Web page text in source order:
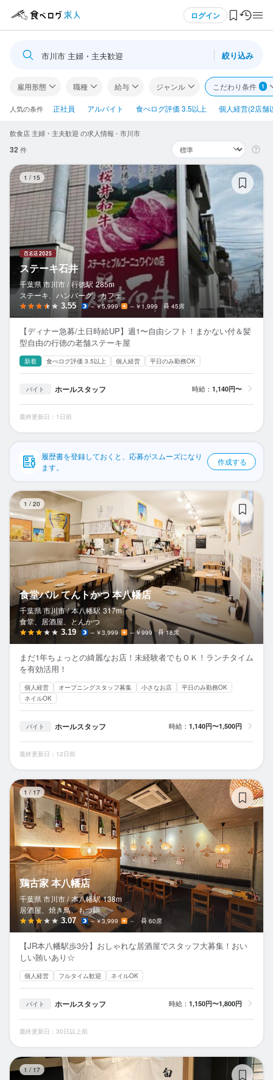
ログイン
ログイン・無料会員登録
食べログ求人TOP
求人検索
閲覧履歴
気になる求人
検索履歴・保存した条件
応募履歴
WEB履歴書
スカウト・メルマガ受信設定
ヘルプ・お問い合わせフォーム
掲載をご検討の店舗様へ
食べログ求人PRESS
プライバシーポリシー
利用規約
市川市 主婦・主夫歓迎 絞り込み
雇用形態 職種 給与 ジャンル こだわり条件 1
人気の条件 正社員 アルバイト 食べログ評価 3.5以上 個人経営(2店舗
飲食店 主婦・主夫歓迎 の求人情報 - 市川市
32 件
1 / 15
ステーキ石井
千葉県 市川市 / 行徳駅 285m
ステーキ、ハンバーグ、カフェ
3.55 ～￥5,999 ～￥1,999 45席
【ディナー急募/土日時給UP】週1〜自由シフト！まかない付＆髪
型自由の行徳の老舗ステーキ屋
新着 食べログ評価 3.5以上 個人経営 平日のみ勤務OK
バイト ホールスタッフ 時給： 1,140円〜
最終更新日：1日前
履歴書を登録しておくと、応募がスムーズになり
ます。
作成する
1 / 20
食堂バル てんトかつ 本八幡店
千葉県 市川市 / 本八幡駅 317m
食堂、居酒屋、とんかつ
3.19 ～￥3,999 ～￥999 18席
まだ1年ちょっとの綺麗なお店！未経験者でもＯＫ！ランチタイム
を有効活用！
個人経営 オープニングスタッフ募集 小さなお店
平日のみ勤務OK
ネイルOK
バイト ホールスタッフ 時給： 1,140円〜1,500円
最終更新日：12日前
1 / 17
鶏古家 本八幡店
千葉県 市川市 / 本八幡駅 138m
居酒屋、焼き鳥、もつ鍋
3.07 ～￥3,999 － 60席
【JR本八幡駅歩3分】おしゃれな居酒屋でスタッフ大募集！おい
しい賄いあり☆
個人経営 フルタイム歓迎 ネイルOK
バイト ホールスタッフ 時給： 1,150円〜1,800円
最終更新日：30日以上前
1 / 17